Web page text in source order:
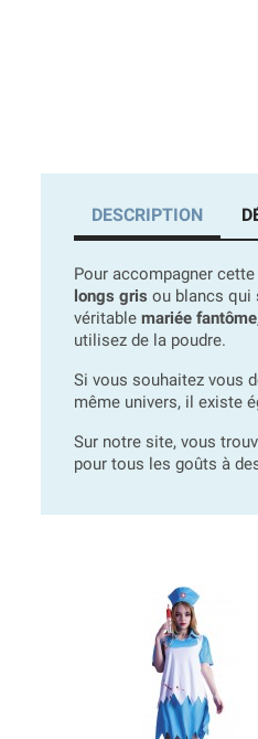
DESCRIPTION
Pour accompagner
longs gris ou blancs qui
véritable mariée fantôme
utilisez de la poudre.
Si vous souhaitez vous
même univers, il existe
Sur notre site, vous
pour tous les goûts à